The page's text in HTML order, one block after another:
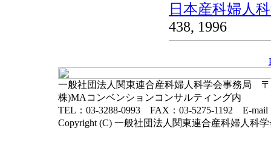
日本産科婦人
438, 1996
一般社団法人関東連合産科婦人科学会事務局 〒
株)MAコンベンションコンサルティング内
TEL：03-3288-0993 FAX：03-5275-1192 E-mail
Copyright (C) 一般社団法人関東連合産科婦人科